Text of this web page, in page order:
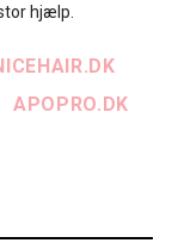
hjælp.
APOPRO.DK